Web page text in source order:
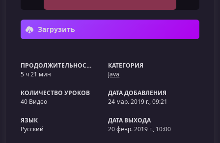
Загрузить
ПРОДОЛЖИТЕЛЬНОСТЬ
5 ч 21 мин
КАТЕГОРИЯ
Java
КОЛИЧЕСТВО УРОКОВ
40 Видео
ДАТА ДОБАВЛЕНИЯ
24 мар. 2019 г., 09:21
ЯЗЫК
Русский
ДАТА ВЫХОДА
20 февр. 2019 г., 10:00